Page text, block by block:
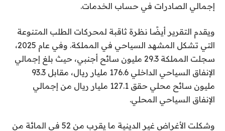
إجمالي الصادرات في حساب الخدمات.
ويقدم التقرير أيضًا نظرة ثاقبة لمحركات الطلب المتنوعة
التي تشكل المشهد السياحي في المملكة. وفي عام 2025،
سجلت المملكة 29.3 مليون سائح أجنبي، حيث بلغ إجمالي
الإنفاق السياحي الداخلي 176.6 مليار ريال، مقابل 93.3
مليون سائح محلي حقق 127.1 مليار ريال من إجمالي
الإنفاق السياحي المحلي.
وشكلت الأغراض غير الدينية ما يقرب من 52 في المائة من